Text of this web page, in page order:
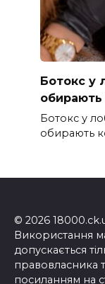
Ботокс у
обирають
Ботокс у
обирають
© 2026
Використання
допускається
правовласника
посиланням на